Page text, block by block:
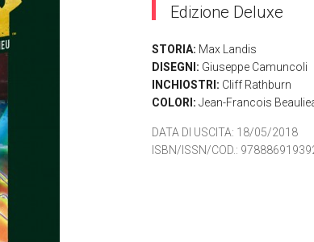
Edizione Deluxe
STORIA: Max Landis
DISEGNI: Giuseppe Camuncoli
INCHIOSTRI: Cliff Rathburn
COLORI: Jean-Francois
DATA DI USCITA: 18/05/2018
ISBN/ISSN/COD.: